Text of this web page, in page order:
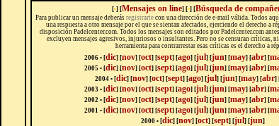
[•] [Mensajes on line] [•] [Búsqueda de
Para publicar un mensaje deberás registrarte con una dirección de e-mail válida. Todos
una respuesta a otro mensaje por el que se sientan afectados, ejerciendo el derecho a
disposición Padelcenter.com. Todos los mensajes son editados por Padelcenter.com
excluyen mensajes agresivos, injuriosos o insultantes. Pero no se censuran críticas, ni
herramienta para contrarrestar esas críticas es el derecho a
2006 • [dic] [nov] [oct] [sept] [ago] [jul] [jun] [may] [abr] [
2005 • [dic] [nov] [oct] [sept] [ago] [jul] [jun] [may] [abr] [
2004 • [dic] [nov] [oct] [sept] [ago] [jul] [jun] [may] [abr]
2003 • [dic] [nov] [oct] [sept] [ago] [jul] [jun] [may] [abr] [
2002 • [dic] [nov] [oct] [sept] [ago] [jul] [jun] [may] [abr] [
2001 • [dic] [nov] [oct] [sept] [ago] [jul] [jun] [may] [abr] [
2000 • [dic] [nov] [oct] [sept] [jul] [jun]